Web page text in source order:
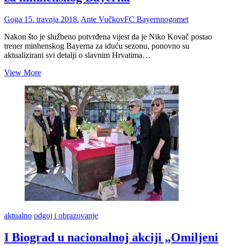
Goga 15. travnja 2018. Ante VučkovFC Bayernnogomet
Nakon što je službeno potvrđena vijest da je Niko Kovač postao
trener minhenskog Bayerna za iduću sezonu, ponovno su
aktualizirani svi detalji o slavnim Hrvatima…
View MoreAnte
(1938.-2017.)
iz
Biograda
na
Moru,
prvi
hrvatski
igrač
koji
je
zaigrao
za
minhenskog
aktualno odgoj i obrazovanje
I Biograd u nacionalnoj akciji „Omiljeni